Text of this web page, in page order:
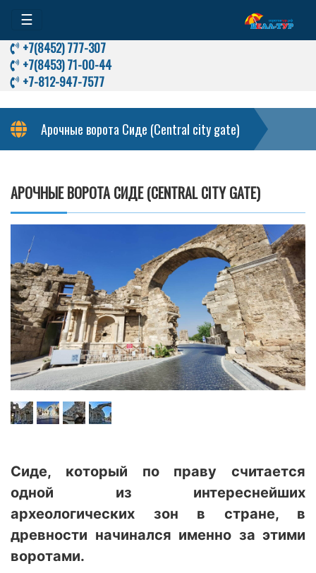
☰
+7(8452) 777-307
+7(8453) 71-00-44
+7-812-947-7577
Арочные ворота Сиде (Central city gate)
АРОЧНЫЕ ВОРОТА СИДЕ (CENTRAL CITY GATE)
Сиде, который по праву считается
одной из интереснейших
археологических зон в стране, в
древности начинался именно за этими
воротами.